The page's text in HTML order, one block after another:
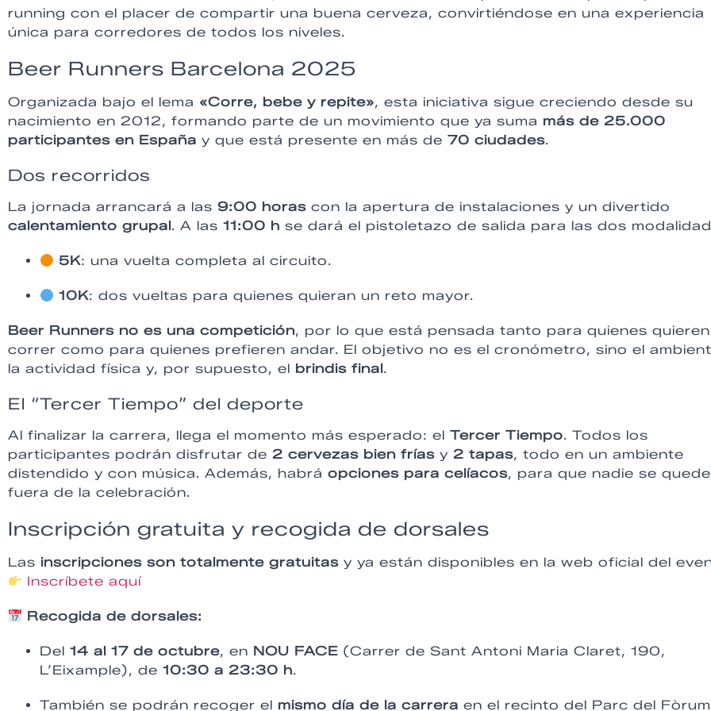
running con el placer de compartir una buena cerveza, convirtiéndose en una experiencia
única para corredores de todos los niveles.
Beer Runners Barcelona 2025
Organizada bajo el lema «Corre, bebe y repite», esta iniciativa sigue creciendo desde su
nacimiento en 2012, formando parte de un movimiento que ya suma más de 25.000
participantes en España y que está presente en más de 70 ciudades.
Dos recorridos
La jornada arrancará a las 9:00 horas con la apertura de instalaciones y un divertido
calentamiento grupal. A las 11:00 h se dará el pistoletazo de salida para las dos
5K: una vuelta completa al circuito.
10K: dos vueltas para quienes quieran un reto mayor.
Beer Runners no es una competición, por lo que está pensada tanto para quienes quieren
correr como para quienes prefieren andar. El objetivo no es el cronómetro, sino el
la actividad física y, por supuesto, el brindis final.
El “Tercer Tiempo” del deporte
Al finalizar la carrera, llega el momento más esperado: el Tercer Tiempo. Todos los
participantes podrán disfrutar de 2 cervezas bien frías y 2 tapas, todo en un ambiente
distendido y con música. Además, habrá opciones para celíacos, para que nadie se quede
fuera de la celebración.
Inscripción gratuita y recogida de dorsales
Las inscripciones son totalmente gratuitas y ya están disponibles en la web oficial del
Inscríbete aquí
Recogida de dorsales:
Del 14 al 17 de octubre, en NOU FACE (Carrer de Sant Antoni Maria Claret, 190,
L’Eixample), de 10:30 a 23:30 h.
También se podrán recoger el mismo día de la carrera en el recinto del Parc del